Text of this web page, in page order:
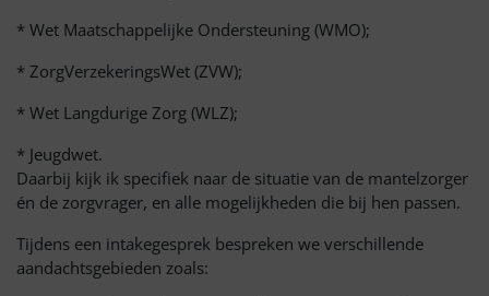
* Wet Maatschappelijke Ondersteuning (WMO);
* ZorgVerzekeringsWet (ZVW);
* Wet Langdurige Zorg (WLZ);
* Jeugdwet.
Daarbij kijk ik specifiek naar de situatie van de mantelzorger
én de zorgvrager, en alle mogelijkheden die bij hen passen.
Tijdens een intakegesprek bespreken we verschillende
aandachtsgebieden zoals: